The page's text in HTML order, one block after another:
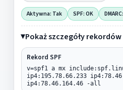
Aktywna: Tak SPF: OK
Pokaż szczegóły rekordów
Rekord SPF
v=spf1 a mx
ip4:195.78.66.233
ip4:78.46.164.46 -all